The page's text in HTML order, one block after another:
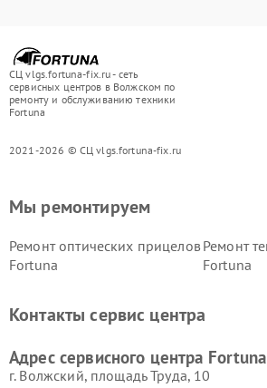
СЦ vlgs.fortuna-fix.ru - сеть
сервисных центров в Волжском по
ремонту и обслуживанию техники
Fortuna
2021-2026 © СЦ vlgs.fortuna-fix.ru
Мы ремонтируем
Ремонт оптических прицелов
Fortuna
Ремонт
Fortuna
Контакты сервис центра
Адрес сервисного центра
г. Волжский, площадь Труда, 10